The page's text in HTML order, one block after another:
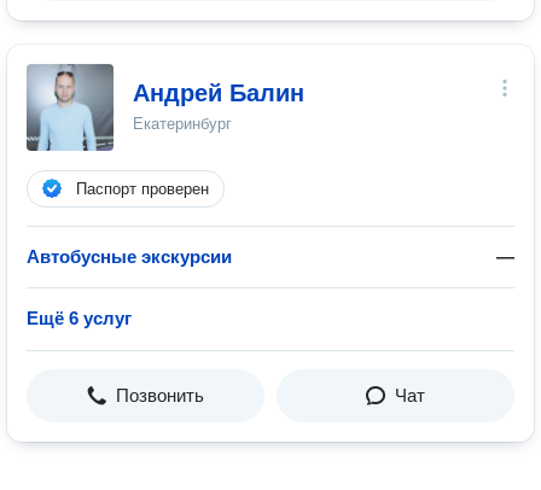
Андрей Балин
Екатеринбург
Паспорт проверен
Автобусные экскурсии —
Ещё 6 услуг
Позвонить Чат